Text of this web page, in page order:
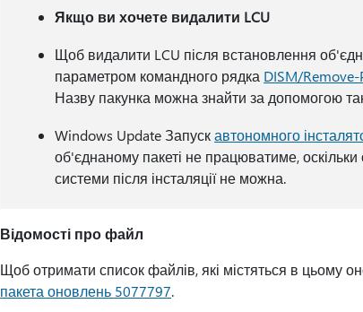
Якщо ви хочете видалити LCU
Щоб видалити LCU після встановлення
параметром командного рядка DISM/Remove-
Назву пакунка можна знайти за допомогою
Windows Update Запускавтономного
об'єднаному пакеті не працюватиме, оскільки
системи після інсталяції не можна.
Відомості про файл
Щоб отримати список файлів, які містяться в цьому
пакета оновлень 5077797.